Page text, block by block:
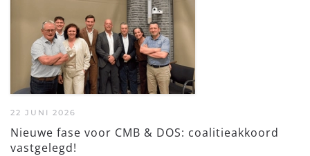
22 JUNI 2026
Nieuwe fase voor CMB & DOS: coalitieakkoord
vastgelegd!